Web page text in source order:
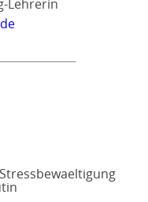
Lehrerin